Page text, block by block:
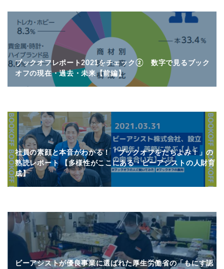
ブックオフレポート2021をチェック② 数字で見るブック
オフの現在・過去・未来【前編】
社員の素顔と本音がわかる！「ブックオフをたちよみ！」の
熟読レポート 【多様性がここにある・ビーアシストの人財育
成】
ビーアシストが優良事業に選ばれた厚生労働省の「もにす認